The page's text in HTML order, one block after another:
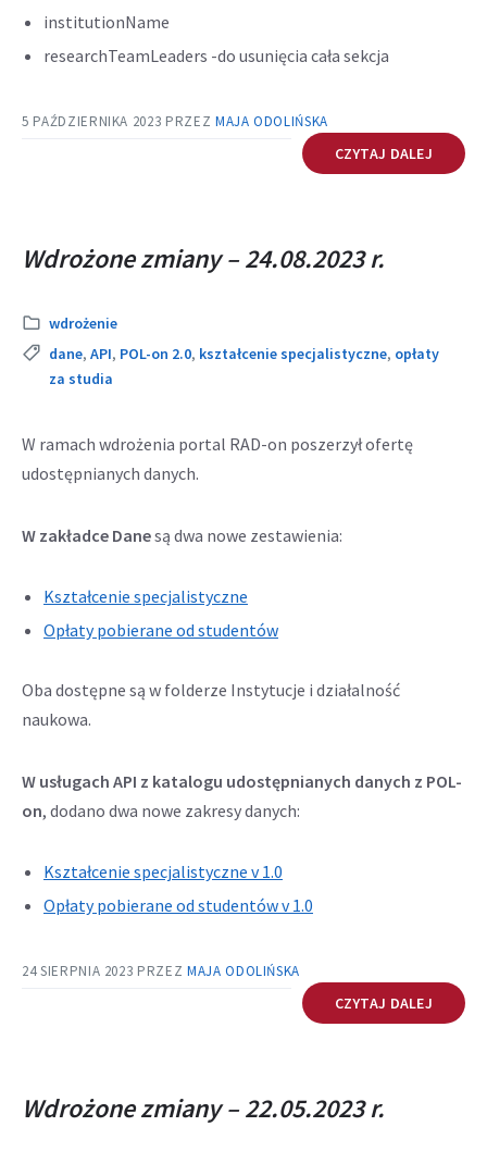
institutionName
researchTeamLeaders -do usunięcia cała sekcja
5 PAŹDZIERNIKA 2023 PRZEZ MAJA ODOLIŃSKA
CZYTAJ DALEJ
Wdrożone zmiany – 24.08.2023 r.
Kategoria:
wdrożenie
Tags:
dane, API, POL-on 2.0, kształcenie specjalistyczne, opłaty
za studia
W ramach wdrożenia portal RAD-on poszerzył ofertę
udostępnianych danych.
W zakładce Danesą dwa nowe zestawienia:
Kształcenie specjalistyczne
otwiera
nowej
Opłaty pobierane od studentówOdnośnik
się
Oba dostępne są w folderze Instytucje i działalność
naukowa.
W usługach API z katalogu udostępnianych danych z POL-
on, dodano dwa nowe zakresy danych:
Kształcenie specjalistyczne v 1.0
otwiera
nowej
karcie
Opłaty pobierane od studentów v 1.0
w
nowej
24 SIERPNIA 2023 PRZEZ MAJA ODOLIŃSKA
CZYTAJ DALEJ
Wdrożone zmiany – 22.05.2023 r.